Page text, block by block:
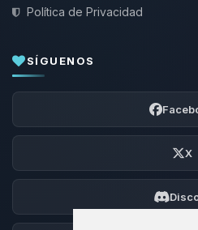
Política de Privacidad
SÍGUENOS
X